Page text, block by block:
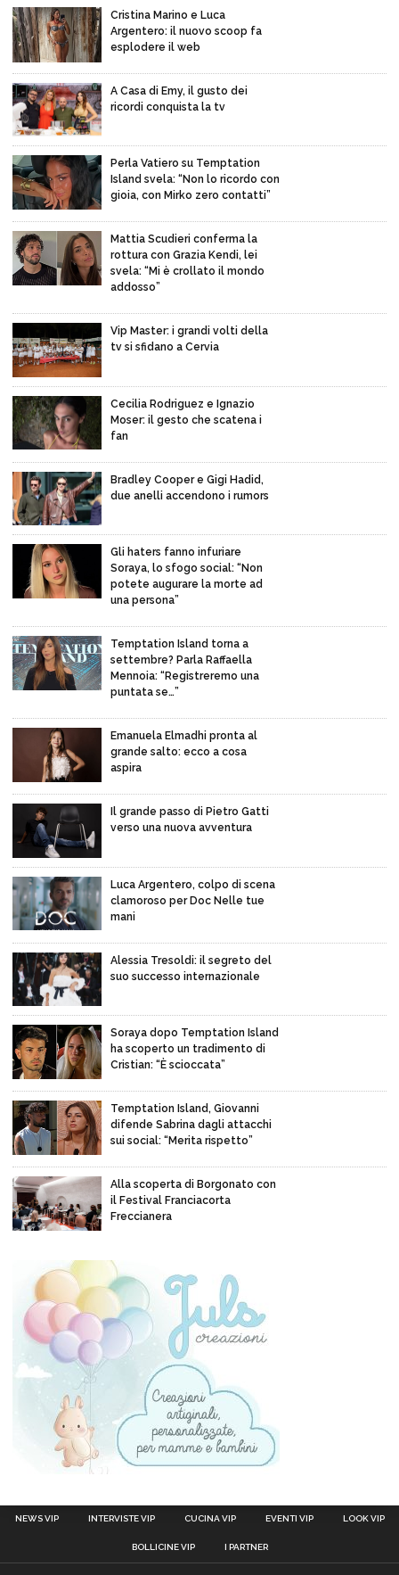
Cristina Marino e Luca
Argentero: il nuovo scoop fa
esplodere il web
A Casa di Emy, il gusto dei
ricordi conquista la tv
Perla Vatiero su Temptation
Island svela: “Non lo ricordo con
gioia, con Mirko zero contatti”
Mattia Scudieri conferma la
rottura con Grazia Kendi, lei
svela: “Mi è crollato il mondo
addosso”
Vip Master: i grandi volti della
tv si sfidano a Cervia
Cecilia Rodriguez e Ignazio
Moser: il gesto che scatena i
fan
Bradley Cooper e Gigi Hadid,
due anelli accendono i rumors
Gli haters fanno infuriare
Soraya, lo sfogo social: “Non
potete augurare la morte ad
una persona”
Temptation Island torna a
settembre? Parla Raffaella
Mennoia: “Registreremo una
puntata se…”
Emanuela Elmadhi pronta al
grande salto: ecco a cosa
aspira
Il grande passo di Pietro Gatti
verso una nuova avventura
Luca Argentero, colpo di scena
clamoroso per Doc Nelle tue
mani
Alessia Tresoldi: il segreto del
suo successo internazionale
Soraya dopo Temptation Island
ha scoperto un tradimento di
Cristian: “È scioccata”
Temptation Island, Giovanni
difende Sabrina dagli attacchi
sui social: “Merita rispetto”
Alla scoperta di Borgonato con
il Festival Franciacorta
Freccianera
NEWS VIP INTERVISTE VIP CUCINA VIP EVENTI VIP LOOK VIP
BOLLICINE VIP I PARTNER